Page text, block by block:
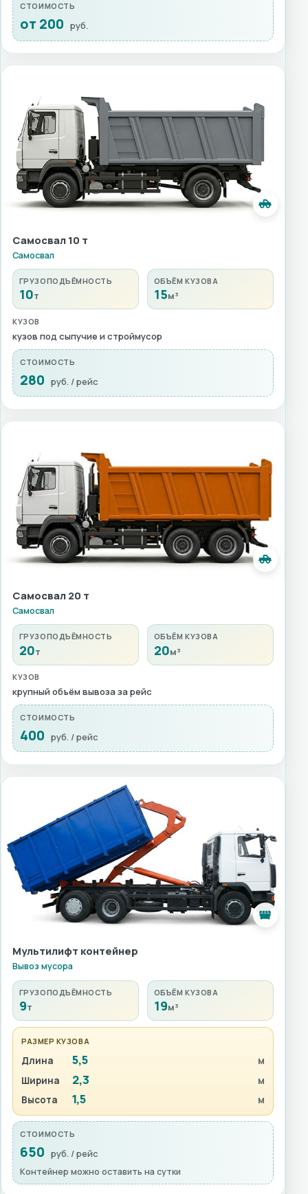
СТОИМОСТЬ
от 200 руб.
Самосвал 10 т
Самосвал
ГРУЗОПОДЪЁМНОСТЬ
10т
ОБЪЁМ КУЗОВА
15м³
КУЗОВ
кузов под сыпучие и строймусор
СТОИМОСТЬ
280 руб. / рейс
Самосвал 20 т
Самосвал
ГРУЗОПОДЪЁМНОСТЬ
20т
ОБЪЁМ КУЗОВА
20м³
КУЗОВ
крупный объём вывоза за рейс
СТОИМОСТЬ
400 руб. / рейс
Мультилифт контейнер
Вывоз мусора
ГРУЗОПОДЪЁМНОСТЬ
9т
ОБЪЁМ КУЗОВА
19м³
РАЗМЕР КУЗОВА
Длина 5,5
м
Ширина
2,3
м
Высота
1,5 м
СТОИМОСТЬ
650 руб. / рейс
Контейнер можно оставить на сутки